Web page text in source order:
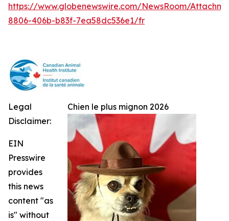
https://www.globenewswire.com/NewsRoom/
8806-406b-b83f-7ea58dc536e1/fr
Chien le plus mignon 2026
Legal
Disclaimer:
EIN
Presswire
provides
this news
content "as
is" without